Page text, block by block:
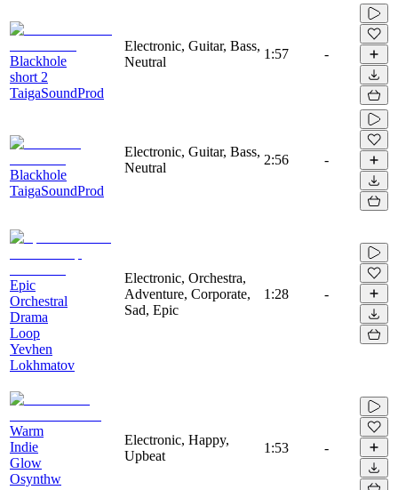
Blackhole
short 2
TaigaSoundProd
Electronic, Guitar, Bass,
Neutral
1:57 -
Blackhole
TaigaSoundProd
Electronic, Guitar, Bass,
Neutral
2:56 -
Epic
Orchestral
Drama
Loop
Yevhen
Lokhmatov
Electronic, Orchestra,
Adventure, Corporate,
Sad, Epic
1:28 -
Warm
Indie
Glow
Osynthw
Electronic, Happy,
Upbeat
1:53 -